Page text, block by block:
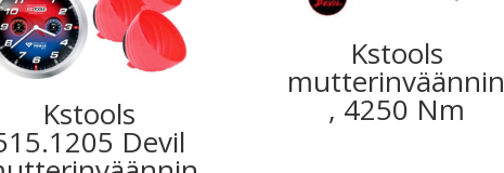
Kstools
Devil
Kstools
mutterinväännin
, 4250 Nm